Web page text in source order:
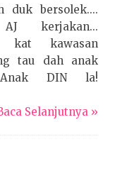
duk bersolek....
kerjakan...
kat kawasan
tau dah anak
Anak DIN la!
Selanjutnya »